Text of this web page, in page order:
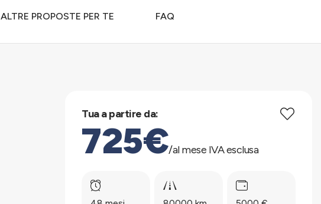
ALTRE PROPOSTE PER TE FAQ
Tua a partire da:
725€/al mese IVA esclusa